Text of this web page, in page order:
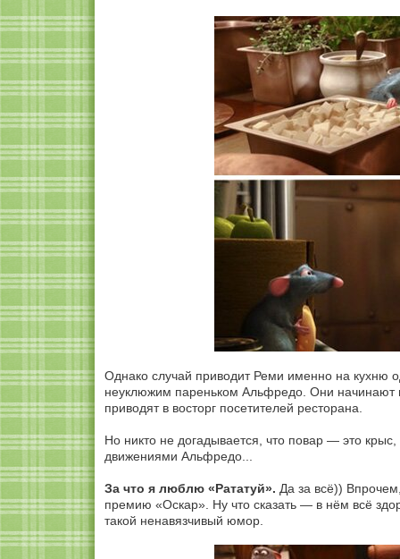
Однако случай приводит Реми именно на кухню
неуклюжим пареньком Альфредо. Они начинают
приводят в восторг посетителей ресторана.
Но никто не догадывается, что повар — это
движениями Альфредо...
За что я люблю «Рататуй». Да за всё))
премию «Оскар». Ну что сказать — в нём всё
такой ненавязчивый юмор.